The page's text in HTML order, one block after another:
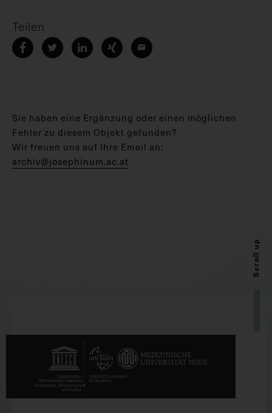
Teilen
Sie haben eine Ergänzung oder einen möglichen
Fehler zu diesem Objekt gefunden?
Wir freuen uns auf Ihre Email an:
archiv@josephinum.ac.at
Scroll up